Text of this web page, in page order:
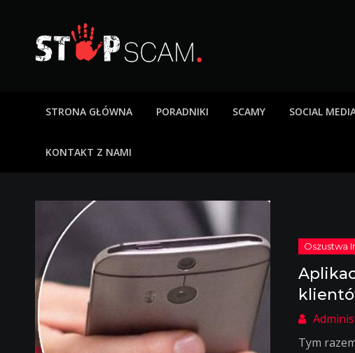
content
STRONA GŁÓWNA PORADNIKI SCAMY SOCIAL
KONTAKT Z NAMI
Tym